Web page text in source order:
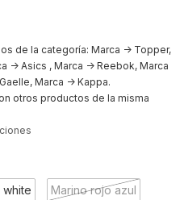
de la categoría: Marca -> Topper,
-> Asics , Marca -> Reebok, Marca
Marca -> Kappa.
otros productos de la misma
Marino rojo azul